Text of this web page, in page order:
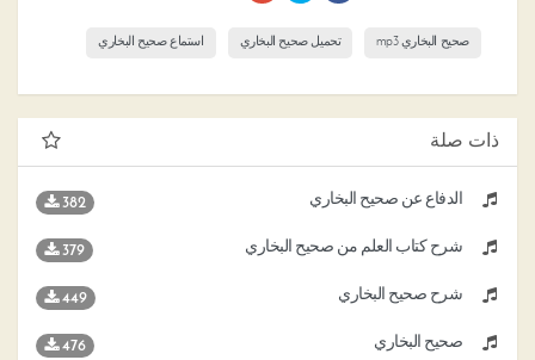
صحيح البخاري mp3 تحميل صحيح البخاري استماع صحيح البخاري
ذات صلة
الدفاع عن صحيح البخاري 382
شرح كتاب العلم من صحيح البخاري 379
شرح صحيح البخاري 449
صحيح البخاري 476